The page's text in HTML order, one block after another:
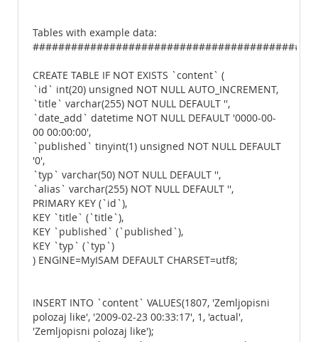
Tables with example data:
CREATE TABLE IF NOT EXISTS `content` (
`id` int(20) unsigned NOT NULL AUTO_INCREMENT,
`title` varchar(255) NOT NULL DEFAULT '',
`date_add` datetime NOT NULL DEFAULT '0000-00-
00 00:00:00',
`published` tinyint(1) unsigned NOT NULL DEFAULT
'0',
`typ` varchar(50) NOT NULL DEFAULT '',
`alias` varchar(255) NOT NULL DEFAULT '',
PRIMARY KEY (`id`),
KEY `title` (`title`),
KEY `published` (`published`),
KEY `typ` (`typ`)
) ENGINE=MyISAM DEFAULT CHARSET=utf8;
INSERT INTO `content` VALUES(1807, 'Zemljopisni
polozaj like', '2009-02-23 00:33:17', 1, 'actual',
'Zemljopisni polozaj like');